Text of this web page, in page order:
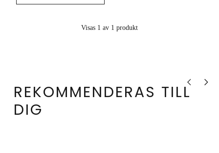
Visas 1 av 1 produkt
REKOMMENDERAS TILL
DIG
Visa tidigare
Visa